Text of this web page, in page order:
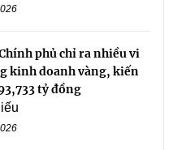
phủ chỉ ra nhiều vi
kinh doanh vàng, kiến
tỷ đồng